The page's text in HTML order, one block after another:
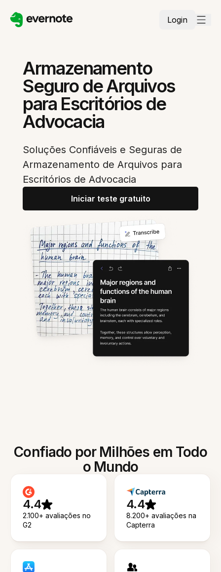
Login
Armazenamento
Seguro de Arquivos
para Escritórios de
Advocacia
Soluções Confiáveis e Seguras de
Armazenamento de Arquivos para
Escritórios de Advocacia
Iniciar teste gratuito
Confiado por Milhões em Todo
o Mundo
4.4
2.100+ avaliações no
G2
4.4
8.200+ avaliações na
Capterra